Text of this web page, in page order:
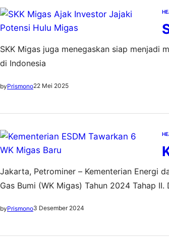
SKK Migas juga menegaskan siap menjadi
di Indonesia
byPrismono22 Mei 2025
Jakarta, Petrominer – Kementerian Energi
Gas Bumi (WK Migas) Tahun 2024 Tahap
byPrismono3 Desember 2024